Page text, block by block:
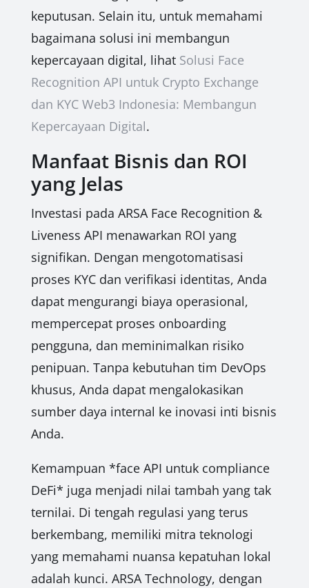
keputusan. Selain itu, untuk memahami
bagaimana solusi ini membangun
kepercayaan digital, lihat Solusi Face
Recognition API untuk Crypto Exchange
dan KYC Web3 Indonesia: Membangun
Kepercayaan Digital.
Manfaat Bisnis dan ROI
yang Jelas
Investasi pada ARSA Face Recognition &
Liveness API menawarkan ROI yang
signifikan. Dengan mengotomatisasi
proses KYC dan verifikasi identitas, Anda
dapat mengurangi biaya operasional,
mempercepat proses onboarding
pengguna, dan meminimalkan risiko
penipuan. Tanpa kebutuhan tim DevOps
khusus, Anda dapat mengalokasikan
sumber daya internal ke inovasi inti bisnis
Anda.
Kemampuan *face API untuk compliance
DeFi* juga menjadi nilai tambah yang tak
ternilai. Di tengah regulasi yang terus
berkembang, memiliki mitra teknologi
yang memahami nuansa kepatuhan lokal
adalah kunci. ARSA Technology, dengan